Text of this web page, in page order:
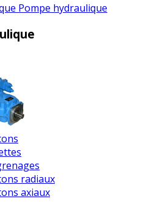
Pompe hydraulique
radiaux
axiaux